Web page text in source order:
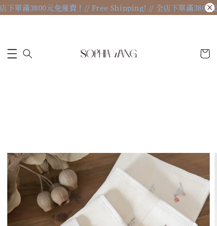
單滿3800元免運費！ // Free Shipping! // 全店下單滿3800元